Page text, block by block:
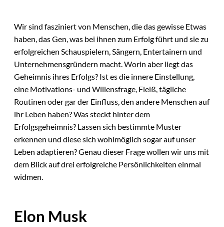
Wir sind fasziniert von Menschen, die das gewisse Etwas
haben, das Gen, was bei ihnen zum Erfolg führt und sie zu
erfolgreichen Schauspielern, Sängern, Entertainern und
Unternehmensgründern macht. Worin aber liegt das
Geheimnis ihres Erfolgs? Ist es die innere Einstellung,
eine Motivations- und Willensfrage, Fleiß, tägliche
Routinen oder gar der Einfluss, den andere Menschen auf
ihr Leben haben? Was steckt hinter dem
Erfolgsgeheimnis? Lassen sich bestimmte Muster
erkennen und diese sich wohlmöglich sogar auf unser
Leben adaptieren? Genau dieser Frage wollen wir uns mit
dem Blick auf drei erfolgreiche Persönlichkeiten einmal
widmen.
Elon Musk